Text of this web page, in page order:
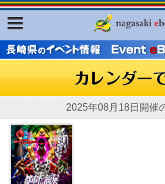
フリ
ジャ
2025年08月18日開催
Facebook
ふくいろキラリプロジェクト
東京観光デジタルパンフレットギャ
ラリー（TOKYO Brochures）
復興応援企画
はじめてご利用される方へ
コンテンツ
広報誌ナビ